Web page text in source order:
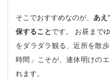
そこでおすすめなのが、 あえ
保することです。 お昼まで
をダラダラ観る、近所を散
時間」こそが、連休明けの
れます。